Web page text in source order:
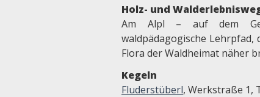
Holz- und
Am Alpl – auf dem
waldpädagogische
Flora der Waldheimat näher
Kegeln
Fluderstüberl, Werkstraße 1,